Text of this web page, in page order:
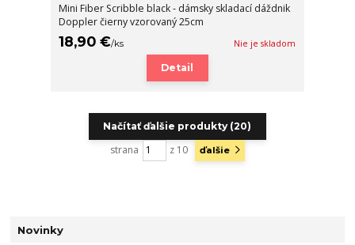
Novinky
Mini Fiber Scribble black - dámsky skladací dáždnik
Doppler čierny vzorovaný 25cm
18,90 €/ks Nie je skladom
Detail
Načítať ďalšie produkty (20)
strana z 10 ďalšie